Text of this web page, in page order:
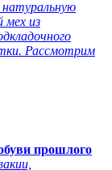
мех из
Рассмотрим
прошлого